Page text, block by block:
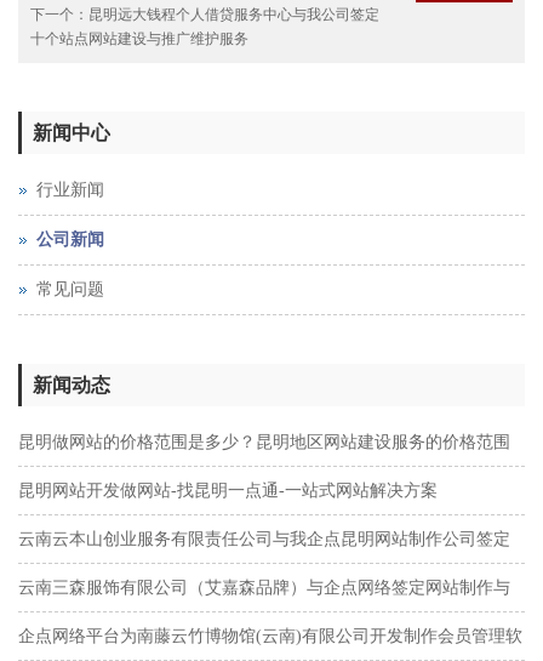
下一个： 昆明远大钱程个人借贷服务中心与我公司签定
十个站点网站建设与推广维护服务
新闻中心
行业新闻
公司新闻
常见问题
新闻动态
昆明做网站的价格范围是多少？昆明地区网站建设服务的价格范围
及服务类型分析
昆明网站开发做网站-找昆明一点通-一站式网站解决方案
云南云本山创业服务有限责任公司与我企点昆明网站制作公司签定
网站建设协议
云南三森服饰有限公司（艾嘉森品牌）与企点网络签定网站制作与
网络推广协议
企点网络平台为南藤云竹博物馆(云南)有限公司开发制作会员管理软